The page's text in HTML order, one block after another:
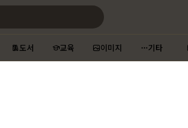
도서 교육 이미지 기타